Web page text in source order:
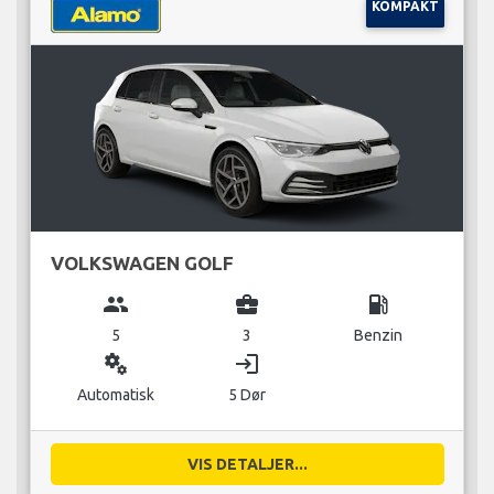
KOMPAKT
VOLKSWAGEN GOLF
group
5
business_center
3
local_gas_station
Benzin
miscellaneous_services
Automatisk
login
5 Dør
VIS DETALJER...